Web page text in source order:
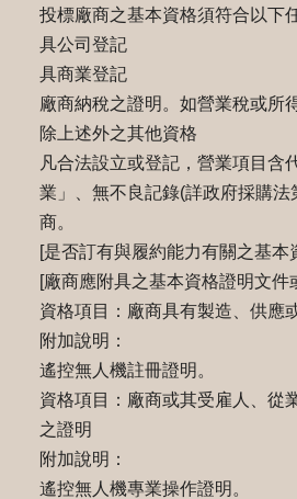
投標廠商之基本資格須符合以下
具公司登記
具商業登記
廠商納稅之證明。如營業稅或所
除上述外之其他資格
凡合法設立或登記，營業項目含
業」、無不良記錄(詳政府採購法
商。
[是否訂有與履約能力有關之基本
[廠商應附具之基本資格證明文件
資格項目：廠商具有製造、供應
附加說明：
遙控無人機註冊證明。
資格項目：廠商或其受雇人、從
之證明
附加說明：
遙控無人機專業操作證明。